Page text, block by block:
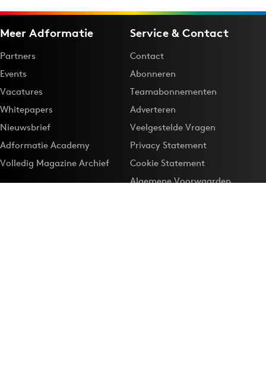
Meer Adformatie
Partners
Events
Vacatures
Whitepapers
Nieuwsbrief
Adformatie Academy
Volledig Magazine Archief
Service & Contact
Contact
Abonneren
Teamabonnementen
Adverteren
Veelgestelde Vragen
Privacy Statement
Cookie Statement
Algemene Voorwaarden